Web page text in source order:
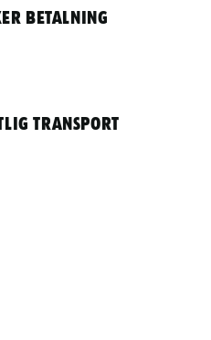
betalning
transport